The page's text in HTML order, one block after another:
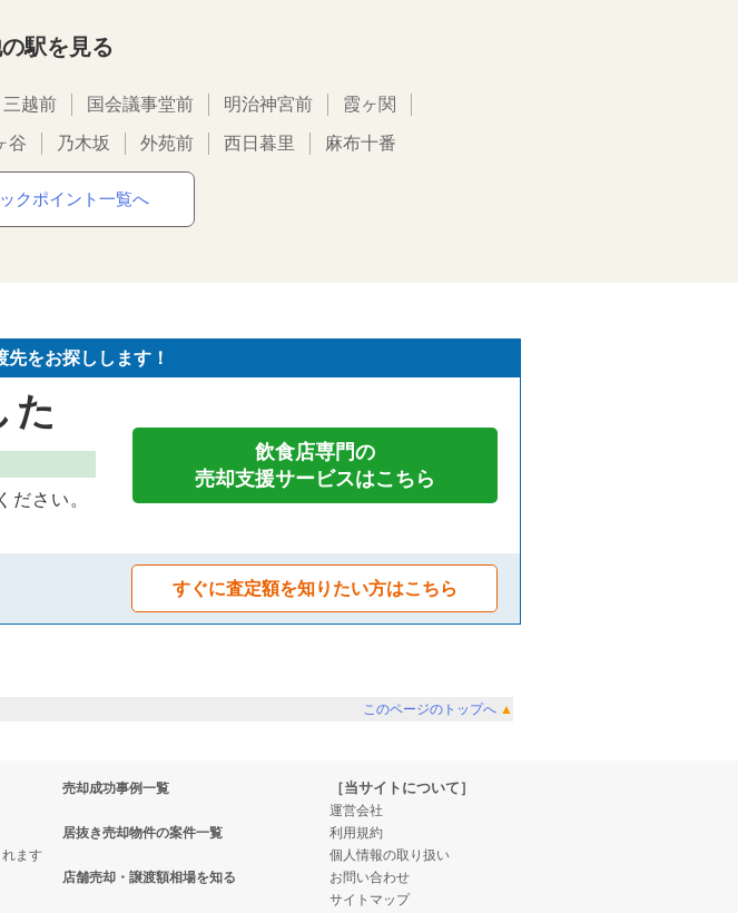
駅を見る
三越前 国会議事堂前 明治神宮前 霞ヶ関
谷 乃木坂 外苑前 西日暮里 麻布十番
クポイント一覧へ
をお探しします！
た
ださい。
飲食店専門の
売却支援サービスはこちら
すぐに査定額を知りたい方はこちら
このページのトップへ ▲
ます
売却成功事例一覧
居抜き売却物件の案件一覧
店舗売却・譲渡額相場を知る
［当サイトについて］
運営会社
利用規約
個人情報の取り扱い
お問い合わせ
サイトマップ